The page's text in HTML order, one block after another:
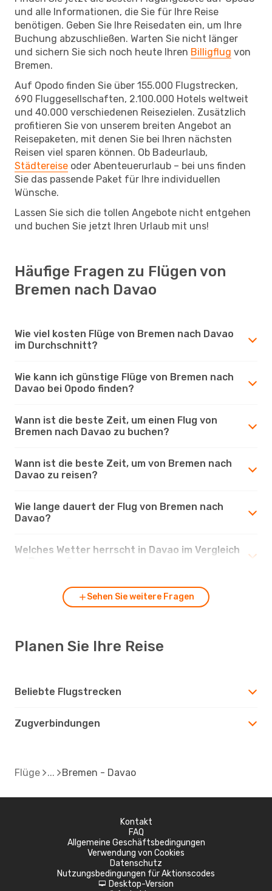
und alle Informationen, die Sie für Ihre Reise
benötigen. Geben Sie Ihre Reisedaten ein, um Ihre
Buchung abzuschließen. Warten Sie nicht länger
und sichern Sie sich noch heute Ihren Billigflug von
Bremen.
Auf Opodo finden Sie über 155.000 Flugstrecken,
690 Fluggesellschaften, 2.100.000 Hotels weltweit
und 40.000 verschiedenen Reisezielen. Zusätzlich
profitieren Sie von unserem breiten Angebot an
Reisepaketen, mit denen Sie bei Ihren nächsten
Reisen viel sparen können. Ob Badeurlaub,
Städtereise oder Abenteuerurlaub – bei uns finden
Sie das passende Paket für Ihre individuellen
Wünsche.
Lassen Sie sich die tollen Angebote nicht entgehen
und buchen Sie jetzt Ihren Urlaub mit uns!
Häufige Fragen zu Flügen von
Bremen nach Davao
Wie viel kosten Flüge von Bremen nach Davao
im Durchschnitt?
Wie kann ich günstige Flüge von Bremen nach
Davao bei Opodo finden?
Wann ist die beste Zeit, um einen Flug von
Bremen nach Davao zu buchen?
Wann ist die beste Zeit, um von Bremen nach
Davao zu reisen?
Wie lange dauert der Flug von Bremen nach
Davao?
Welches Wetter herrscht in Davao im Vergleich
Sehen Sie weitere Fragen
Planen Sie Ihre Reise
Beliebte Flugstrecken
Zugverbindungen
Flüge Bremen - Davao
Kontakt
FAQ
Allgemeine Geschäftsbedingungen
Verwendung von Cookies
Datenschutz
Nutzungsbedingungen für Aktionscodes
d Desktop-Version